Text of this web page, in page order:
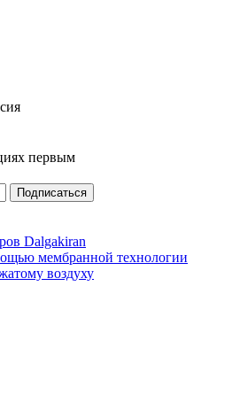
первым
Dalgakiran
мембранной технологии
воздуху